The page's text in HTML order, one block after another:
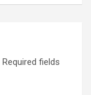
Required fields